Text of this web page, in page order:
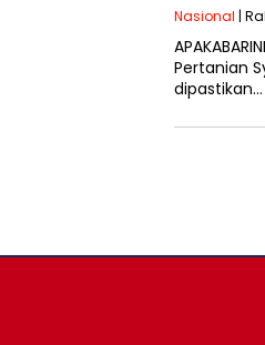
Nasional |
Pertanian
dipastikan…